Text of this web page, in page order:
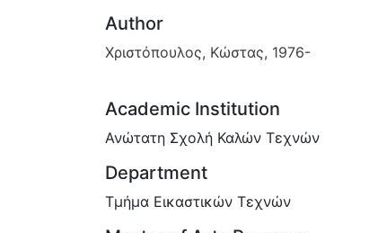
Author
Χριστόπουλος, Κώστας, 1976-
Academic Institution
Ανώτατη Σχολή Καλών Τεχνών
Department
Τμήμα Εικαστικών Τεχνών